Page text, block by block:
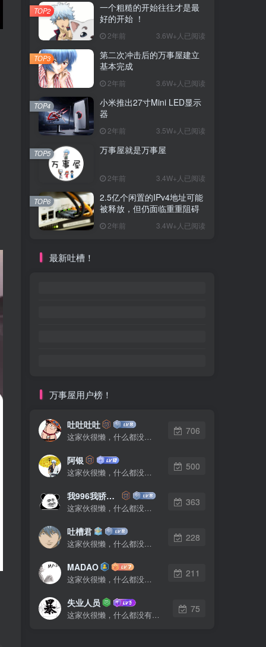
一个粗糙的开始往往才是最
好的开始 ！
2年前 3.6W+人已阅读
TOP2
第二次冲击后的万事屋建立
基本完成
2年前 3.6W+人已阅读
TOP3
小米推出27寸Mini LED显示
器
2年前 3.5W+人已阅读
TOP4
万事屋就是万事屋
2年前 3.4W+人已阅读
TOP5
2.5亿个闲置的IPv4地址可能
被释放，但仍面临重重阻碍
2年前 3.4W+人已阅读
TOP6
最新吐槽！
万事屋用户榜！
吐吐吐吐
这家伙很懒，什么都没有写...
706
阿银
这家伙很懒，什么都没有写...
500
我996我骄傲了么
这家伙很懒，什么都没有写...
363
吐槽君
这家伙很懒，什么都没有写...
228
MADAO
这家伙很懒，什么都没有写...
211
失业人员
这家伙很懒，什么都没有写...
75